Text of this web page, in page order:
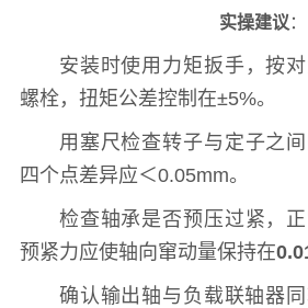
实操建议 ：
安装时使用力矩扳手，按
螺栓，扭矩公差控制在±5%。
用塞尺检查转子与定子之
四个点差异应＜0.05mm。
检查轴承是否预压过紧，
预紧力应使轴向窜动量保持在
确认输出轴与负载联轴器